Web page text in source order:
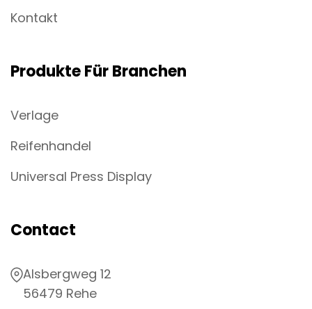
Kontakt
Produkte Für Branchen
Verlage
Reifenhandel
Universal Press Display
Contact
Alsbergweg 12
56479 Rehe